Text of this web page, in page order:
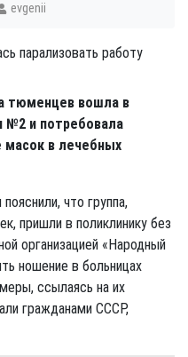
evgenii
тюменцев вошла в
№2 и потребовала
масок в лечебных
что группа,
пришли в поликлинику без
организацией «Народный
ношение в больницах
ссылаясь на их
гражданами СССР,